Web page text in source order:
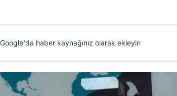
haber kaynağınız olarak ekleyin